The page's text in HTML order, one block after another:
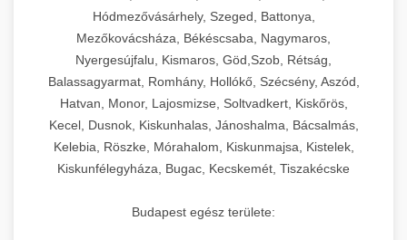
Hódmezővásárhely, Szeged, Battonya,
Mezőkovácsháza, Békéscsaba, Nagymaros,
Nyergesújfalu, Kismaros, Göd,Szob, Rétság,
Balassagyarmat, Romhány, Hollókő, Szécsény, Aszód,
Hatvan, Monor, Lajosmizse, Soltvadkert, Kiskőrös,
Kecel, Dusnok, Kiskunhalas, Jánoshalma, Bácsalmás,
Kelebia, Röszke, Mórahalom, Kiskunmajsa, Kistelek,
Kiskunfélegyháza, Bugac, Kecskemét, Tiszakécske
Budapest egész területe: